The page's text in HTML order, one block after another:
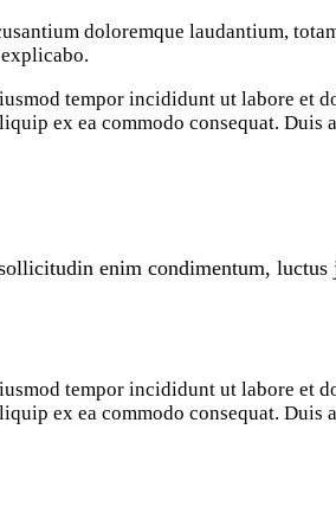
doloremque laudantium,
tempor incididunt ut labore et
ex ea commodo consequat. Duis
enim condimentum,
tempor incididunt ut labore et
ex ea commodo consequat. Duis